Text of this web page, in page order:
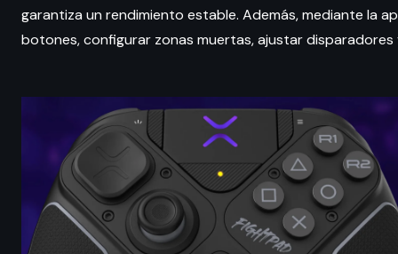
garantiza un rendimiento estable. Además, mediante la
botones, configurar zonas muertas, ajustar